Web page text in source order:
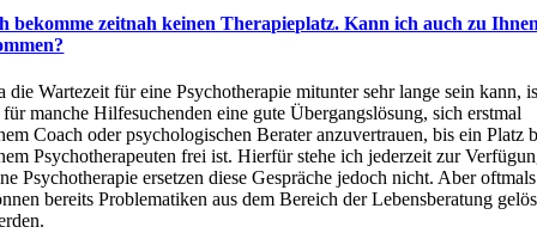
bekom­me zeit­nah kei­nen The­ra­pie­platz. Kann ich auch zu
die War­te­zeit für eine Psy­cho­the­ra­pie mit­un­ter sehr lan­ge sein kann,
für man­che Hil­fe­su­chen­den eine gute Über­gangs­lö­sung, sich erst­mal
Coach oder psy­cho­lo­gi­schen Bera­ter anzu­ver­trau­en, bis ein Platz
Psy­cho­the­ra­peu­ten frei ist. Hier­für ste­he ich jeder­zeit zur
Psy­cho­the­ra­pie erset­zen die­se Gesprä­che jedoch nicht. Aber oft­mals
bereits Pro­ble­ma­ti­ken aus dem Bereich der Lebens­be­ra­tung